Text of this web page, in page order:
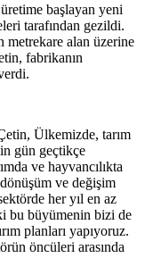
başlayan yeni
tarafından gezildi.
metrekare alan üzerine
fabrikanın
Ülkemizde, tarım
gün geçtikçe
ve hayvancılıkta
ve değişim
her yıl en az
bu büyümenin bizi de
planları yapıyoruz.
öncüleri arasında